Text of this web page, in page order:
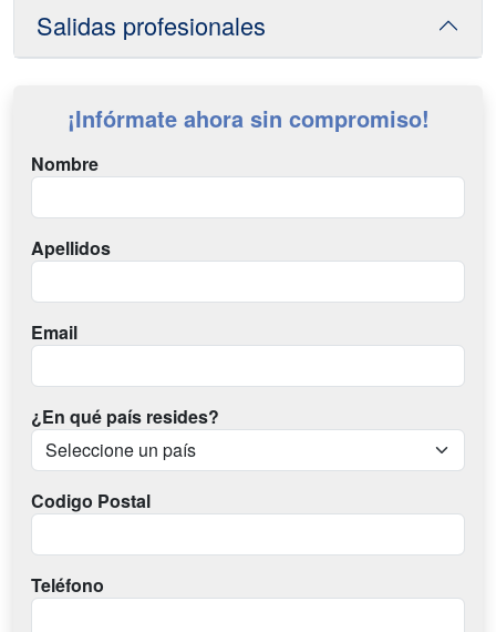
Salidas profesionales
¡Infórmate ahora sin compromiso!
Nombre
Apellidos
Email
¿En qué país resides?
Codigo Postal
Teléfono